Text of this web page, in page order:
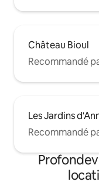
Château Bioul
Recommandé
Les Jardins
Recommandé